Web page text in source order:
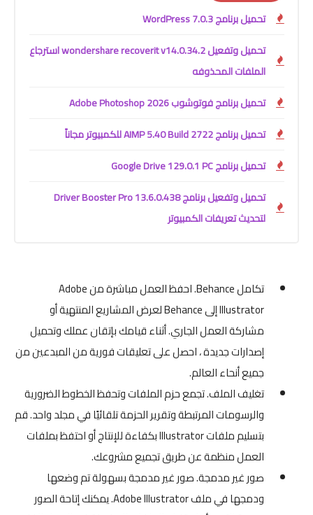
تحميل برنامج WordPress 7.0.3
تحميل وتفعيل wondershare recoverit v14.0.34.2 استرجاع
الملفات المحذوفه
تحميل برنامج فوتوشوب Adobe Photoshop 2026
تحميل برنامج AIMP 5.40 Build 2722 للكمبيوتر مجاناً
تحميل برنامج Google Drive 129.0.1 PC
تحميل وتفعيل برنامج Driver Booster Pro 13.6.0.438
لتحديث تعريفات الكمبيوتر
تكامل Behance. احفظ العمل مباشرة من Adobe
Illustrator إلى Behance لعرض المشاريع المنتهية أو
مشاركة العمل الجاري. أثناء قيامك بإتقان عملك وتحميل
إصدارات جديدة ، احصل على تعليقات فورية من المبدعين من
جميع أنحاء العالم.
تغليف الملف. تجمع حزم الملفات وتحفظ الخطوط الضرورية
والرسومات المرتبطة وتقرير الحزمة تلقائيًا في مجلد واحد. قم
بتسليم ملفات Illustrator بكفاءة للإنتاج أو احتفظ بملفات
العمل منظمة عن طريق تجميع مشروعك.
صور غير مدمجة. صور غير مدمجة بسهولة تم وضعها
ودمجها في ملف Adobe Illustrator. يمكنك إتاحة الصور